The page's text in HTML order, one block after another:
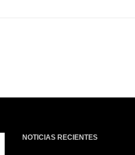
NOTICIAS RECIENTES